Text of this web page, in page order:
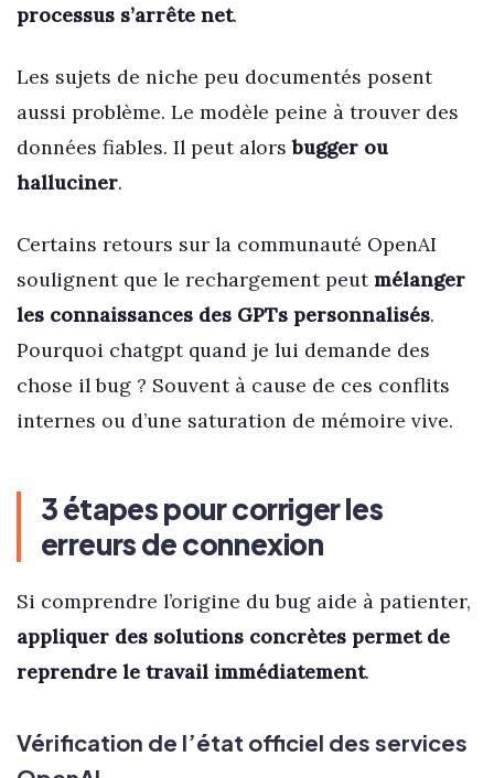
processus s’arrête net.
Les sujets de niche peu documentés posent
aussi problème. Le modèle peine à trouver des
données fiables. Il peut alorsbugger ou
halluciner.
Certains retours sur la communauté OpenAI
soulignent que le rechargement peut mélanger
les connaissances des GPTs personnalisés.
Pourquoi chatgpt quand je lui demande des
chose il bug ? Souvent à cause de ces conflits
internes ou d’une saturation de mémoire vive.
3 étapes pour corriger les
erreurs de connexion
Si comprendre l’origine du bug aide à patienter,
appliquer des solutions concrètes permet de
reprendre le travail immédiatement.
Vérification de l’état officiel des services